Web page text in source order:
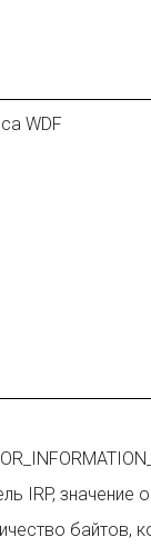
WDF
IRP, значение
байтов,